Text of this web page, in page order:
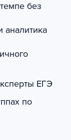
без
ЕГЭ
по